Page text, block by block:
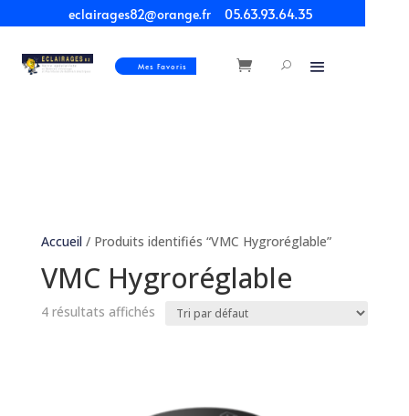
eclairages82@orange.fr 05.63.93.64.35
Mes Favoris
Accueil/ Produits identifiés “VMC Hygroréglable”
VMC Hygroréglable
4 résultats affichés